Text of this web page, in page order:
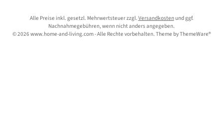
Alle Preise inkl. gesetzl. Mehrwertsteuer zzgl. Versandkostenund ggf.
Nachnahmegebühren, wenn nicht anders angegeben.
© 2026 www.home-and-living.com - Alle Rechte vorbehalten. Theme byThemeWare®